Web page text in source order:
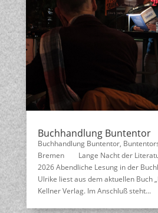
Buchhandlung Buntentor
Buchhandlung Buntentor,
Bremen Lange Nacht der
2026 Abendliche Lesung in der
Ulrike liest aus dem aktuellen Buch
Kellner Verlag. Im Anschluß steht...